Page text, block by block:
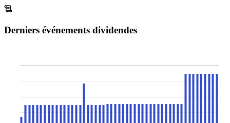
Derniers événements dividendes